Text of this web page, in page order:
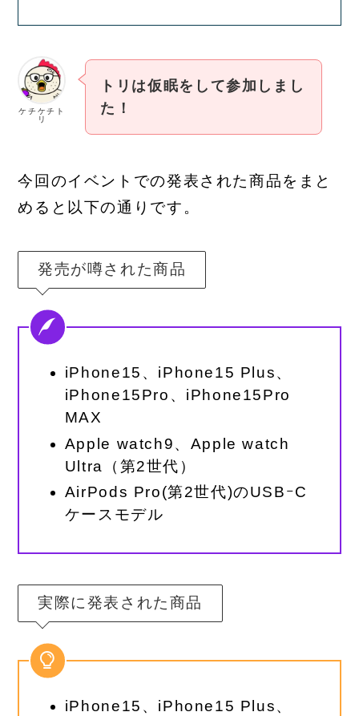
ケチケチト
リ
トリは仮眠をして参加しまし
た！
今回のイベントでの発表された商品をまと
めると以下の通りです。
発売が噂された商品
iPhone15、iPhone15 Plus、
iPhone15Pro、iPhone15Pro
MAX
Apple watch9、Apple watch
Ultra（第2世代）
AirPods Pro(第2世代)のUSBｰC
ケースモデル
実際に発表された商品
iPhone15、iPhone15 Plus、